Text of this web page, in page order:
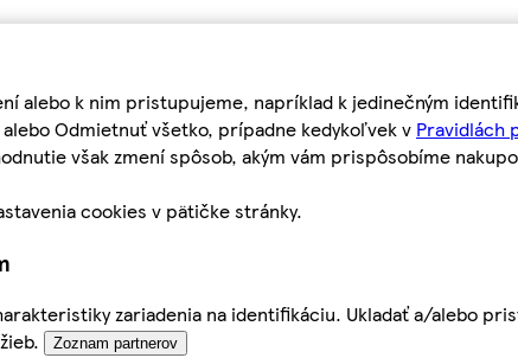
alebo k nim pristupujeme, napríklad k jedinečným
Odmietnuť všetko, prípadne kedykoľvek v Pravidlách
však zmení spôsob, akým vám prispôsobíme
cookies v pätičke stránky.
zariadenia na identifikáciu. Ukladať a/alebo
Zoznam partnerov